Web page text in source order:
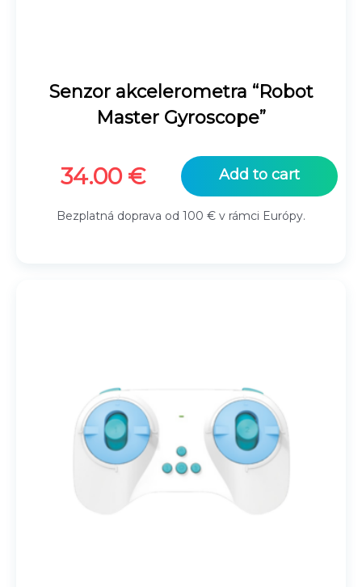
Senzor akcelerometra “Robot
Master Gyroscope”
34.00 € Add to cart
Bezplatná doprava od 100 € v rámci Európy.